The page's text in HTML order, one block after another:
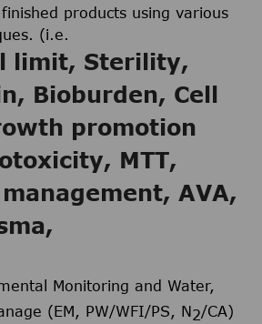
products using various
(i.e.
limit, Sterility,
Bioburden, Cell
promotion
MTT,
AVA,
Monitoring and Water,
(EM, PW/WFI/PS, N2/CA)